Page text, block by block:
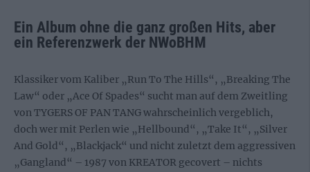
Ein Album ohne die ganz großen Hits, aber
ein Referenzwerk der NWoBHM
Klassiker vom Kaliber „Run To The Hills“, „Breaking The
Law“ oder „Ace Of Spades“ sucht man auf dem Zweitling
von TYGERS OF PAN TANG wahrscheinlich vergeblich,
doch wer mit Perlen wie „Hellbound“, „Take It“, „Silver
And Gold“, „Blackjack“ und nicht zuletzt dem aggressiven
„Gangland“ – 1987 von KREATOR gecovert – nichts